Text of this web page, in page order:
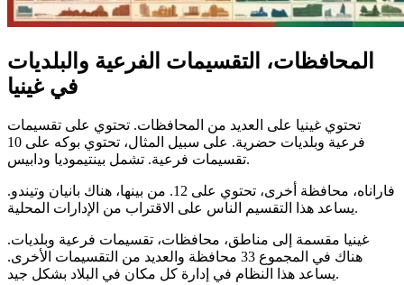
المحافظات، التقسيمات الفرعية والبلديات
في غينيا
تحتوي غينيا على العديد من المحافظات. تحتوي على تقسيمات
فرعية وبلديات حضرية. على سبيل المثال، تحتوي بوكه على 10
تقسيمات فرعية. تشمل بينتيموديا ودابيس.
فاراناه، محافظة أخرى، تحتوي على 12. من بينها، هناك بانيان وتيندو.
يساعد هذا التقسيم الناس على الاقتراب من الإدارات المحلية.
غينيا مقسمة إلى مناطق، محافظات، تقسيمات فرعية وبلديات.
هناك في المجموع 33 محافظة والعديد من التقسيمات الأخرى.
يساعد هذا النظام في إدارة كل مكان في البلاد بشكل جيد.